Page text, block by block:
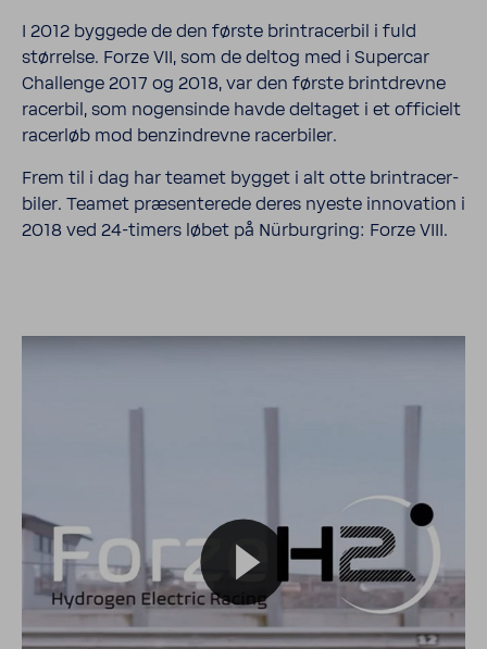
I 2012 byggede de den første brin­tracerbil i fuld
størrelse. Forze VII, som de deltog med i Supercar
Chal­lenge 2017 og 2018, var den første brint­drevne
racerbil, som nogensinde havde delt­aget i et offi­cielt
racerløb mod benzin­drevne racer­biler.
Frem til i dag har teamet bygget i alt otte brin­tracer­
biler. Teamet præsenterede deres nyeste inno­va­tion i
2018 ved 24-​timers løbet på Nürbur­gring: Forze VIII.